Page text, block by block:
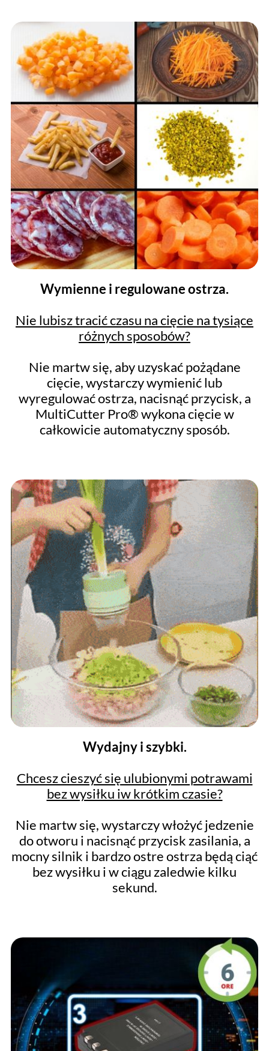
Wymienne i regulowane ostrza.
Nie lubisz tracić czasu na cięcie na tysiące
różnych sposobów?
Nie martw się, aby uzyskać pożądane
cięcie, wystarczy wymienić lub
wyregulować ostrza, nacisnąć przycisk, a
MultiCutter Pro® wykona cięcie w
całkowicie automatyczny sposób.
Wydajny i szybki.
Chcesz cieszyć się ulubionymi potrawami
bez wysiłku iw krótkim czasie?
Nie martw się, wystarczy włożyć jedzenie
do otworu i nacisnąć przycisk zasilania, a
mocny silnik i bardzo ostre ostrza będą ciąć
bez wysiłku i w ciągu zaledwie kilku
sekund.